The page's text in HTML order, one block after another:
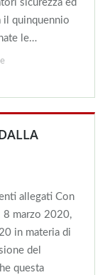
sicurezza ed
il quinquennio
le…
allegati Con
8 marzo 2020,
in materia di
del
questa